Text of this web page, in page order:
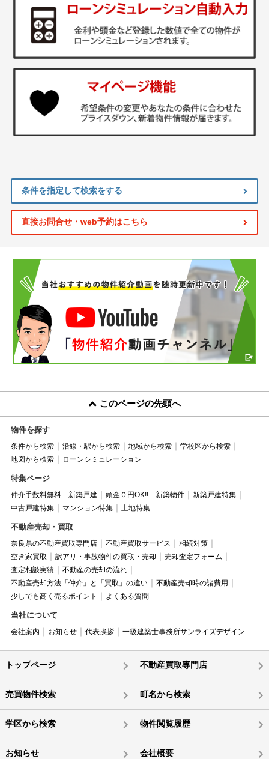
条件を指定して検索をする
直接お問合せ・web予約はこちら
このページの先頭へ
物件を探す
条件から検索 沿線・駅から検索 地域から検索
学校区から検索
地図から検索
ローンシミュレーション
特集ページ
仲介手数料無料 新築戸建 頭金０円OK!! 新築物件
新築戸建特集
中古戸建特集
マンション特集 土地特集
不動産売却・買取
奈良県の不動産買取専門店 不動産買取サービス
相続対策
空き家買取
訳アリ・事故物件の買取・売却
売却査定フォーム
査定相談実績
不動産の売却の流れ
不動産売却方法「仲介」と「買取」の違い
不動産売却時の諸費用
少しでも高く売るポイント
よくある質問
当社について
会社案内 お知らせ 代表挨拶 一級建築士事務所サンライズデザイン
トップページ 不動産買取専門店
売買物件検索 町名から検索
学区から検索 物件閲覧履歴
お知らせ 会社概要